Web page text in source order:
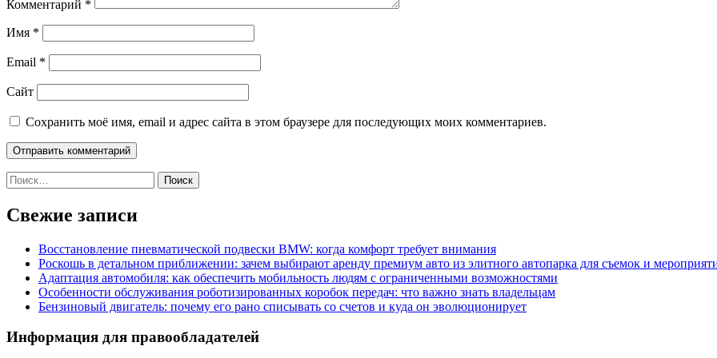
Комментарий *
Имя *
Email *
Сайт
Сохранить моё имя, email и адрес сайта в этом браузере для последующих моих комментариев.
Найти:
Свежие записи
Восстановление пневматической подвески BMW: когда комфорт требует внимания
Роскошь в детальном приближении: зачем выбирают аренду премиум авто из элитного автопарка для съемок и
Адаптация автомобиля: как обеспечить мобильность людям с ограниченными возможностями
Особенности обслуживания роботизированных коробок передач: что важно знать владельцам
Бензиновый двигатель: почему его рано списывать со счетов и куда он эволюционирует
Информация для правообладателей